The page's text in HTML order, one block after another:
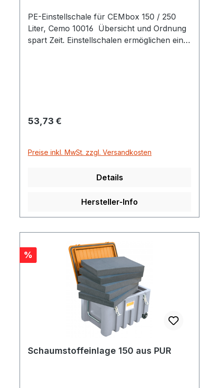
PE-Einstellschale für CEMbox 150 / 250
Liter, Cemo 10016 Übersicht und Ordnung
spart Zeit. Einstellschalen ermöglichen eine
Regulärer Preis:
53,73 €
Preise inkl. MwSt. zzgl. Versandkosten
Details
Hersteller-Info
Rabatt
%
Schaumstoffeinlage 150 aus PUR